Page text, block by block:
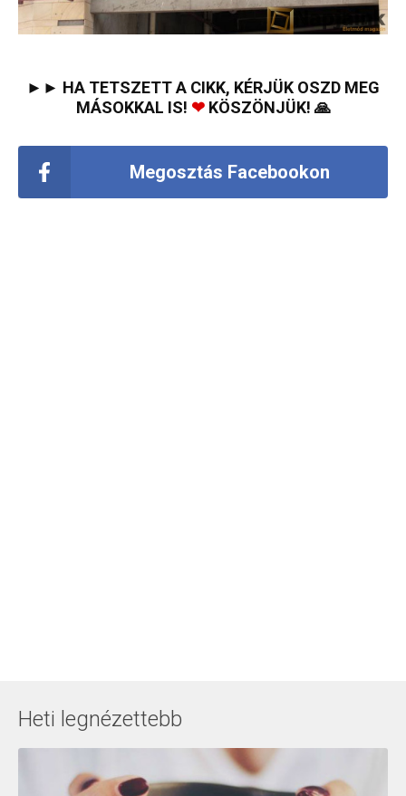
►► HA TETSZETT A CIKK, KÉRJÜK OSZD MEG
MÁSOKKAL IS! ❤KÖSZÖNJÜK! 🙏
Megosztás Facebookon
Heti legnézettebb